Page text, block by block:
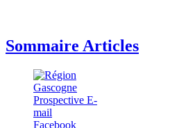
Sommaire Articles